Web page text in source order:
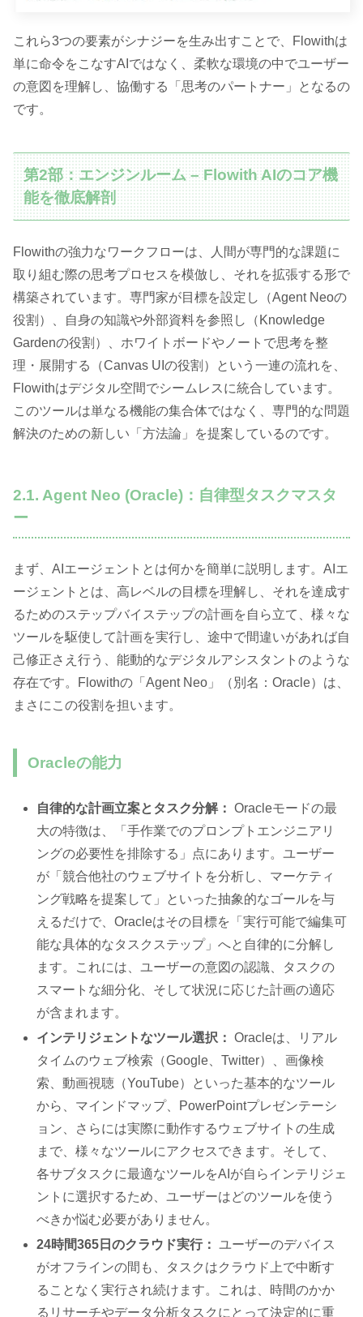
これら3つの要素がシナジーを生み出すことで、Flowithは
単に命令をこなすAIではなく、柔軟な環境の中でユーザー
の意図を理解し、協働する「思考のパートナー」となるの
です。
第2部：エンジンルーム – Flowith AIのコア機
能を徹底解剖
Flowithの強力なワークフローは、人間が専門的な課題に
取り組む際の思考プロセスを模倣し、それを拡張する形で
構築されています。専門家が目標を設定し（Agent Neoの
役割）、自身の知識や外部資料を参照し（Knowledge
Gardenの役割）、ホワイトボードやノートで思考を整
理・展開する（Canvas UIの役割）という一連の流れを、
Flowithはデジタル空間でシームレスに統合しています。
このツールは単なる機能の集合体ではなく、専門的な問題
解決のための新しい「方法論」を提案しているのです。
2.1. Agent Neo (Oracle)：自律型タスクマスタ
ー
まず、AIエージェントとは何かを簡単に説明します。AIエ
ージェントとは、高レベルの目標を理解し、それを達成す
るためのステップバイステップの計画を自ら立て、様々な
ツールを駆使して計画を実行し、途中で間違いがあれば自
己修正さえ行う、能動的なデジタルアシスタントのような
存在です。Flowithの「Agent Neo」（別名：Oracle）は、
まさにこの役割を担います。
Oracleの能力
自律的な計画立案とタスク分解： Oracleモードの最
大の特徴は、「手作業でのプロンプトエンジニアリ
ングの必要性を排除する」点にあります。ユーザー
が「競合他社のウェブサイトを分析し、マーケティ
ング戦略を提案して」といった抽象的なゴールを与
えるだけで、Oracleはその目標を「実行可能で編集可
能な具体的なタスクステップ」へと自律的に分解し
ます。これには、ユーザーの意図の認識、タスクの
スマートな細分化、そして状況に応じた計画の適応
が含まれます。
インテリジェントなツール選択： Oracleは、リアル
タイムのウェブ検索（Google、Twitter）、画像検
索、動画視聴（YouTube）といった基本的なツール
から、マインドマップ、PowerPointプレゼンテーシ
ョン、さらには実際に動作するウェブサイトの生成
まで、様々なツールにアクセスできます。そして、
各サブタスクに最適なツールをAIが自らインテリジェ
ントに選択するため、ユーザーはどのツールを使う
べきか悩む必要がありません。
24時間365日のクラウド実行： ユーザーのデバイス
がオフラインの間も、タスクはクラウド上で中断す
ることなく実行され続けます。これは、時間のかか
るリサーチやデータ分析タスクにとって決定的に重